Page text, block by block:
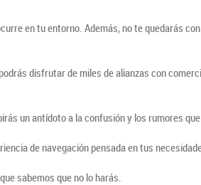
en tu entorno. Además, no te quedarás
disfrutar de miles de alianzas con
un antídoto a la confusión y los rumores
de navegación pensada en tus
sabemos que no lo harás.